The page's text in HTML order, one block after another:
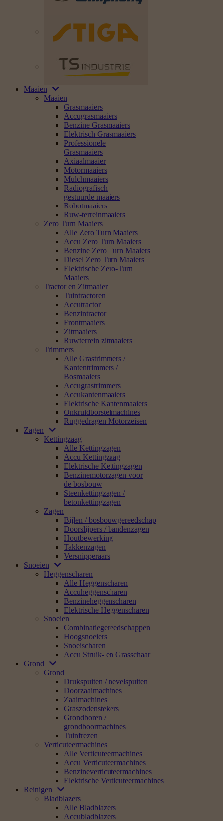
Maaien
Maaien
Grasmaaiers
Accugrasmaaiers
Benzine Grasmaaiers
Elektrisch Grasmaaiers
Professionele
Grasmaaiers
Axiaalmaaier
Motormaaiers
Mulchmaaiers
Radiografisch
gestuurde maaiers
Robotmaaiers
Ruw-terreinmaaiers
Zero Turn Maaiers
Alle Zero Turn Maaiers
Accu Zero Turn Maaiers
Benzine Zero Turn Maaiers
Diesel Zero Turn Maaiers
Elektrische Zero-Turn
Maaiers
Tractor en Zitmaaier
Tuintractoren
Accutractor
Benzintractor
Frontmaaiers
Zitmaaiers
Ruwterrein zitmaaiers
Trimmers
Alle Grastrimmers /
Kantentrimmers /
Bosmaaiers
Accugrastrimmers
Accukantenmaaiers
Elektrische Kantenmaaiers
Onkruidborstelmachines
Ruggedragen Motorzeisen
Zagen
Kettingzaag
Alle Kettingzagen
Accu Kettingzaag
Elektrische Kettingzagen
Benzinemotorzagen voor
de bosbouw
Steenkettingzagen /
betonkettingzagen
Zagen
Bijlen / bosbouwgereedschap
Doorslijpers / bandenzagen
Houtbewerking
Takkenzagen
Versnipperaars
Snoeien
Heggenscharen
Alle Heggenscharen
Accuheggenscharen
Benzineheggenscharen
Elektrische Heggenscharen
Snoeien
Combinatiegereedschappen
Hoogsnoeiers
Snoeischaren
Accu Struik- en Grasschaar
Grond
Grond
Drukspuiten / nevelspuiten
Doorzaaimachines
Zaaimachines
Graszodenstekers
Grondboren /
grondboormachines
Tuinfrezen
Verticuteermachines
Alle Verticuteermachines
Accu Verticuteermachines
Benzineverticuteermachines
Elektrische Verticuteermachines
Reinigen
Bladblazers
Alle Bladblazers
Accubladblazers